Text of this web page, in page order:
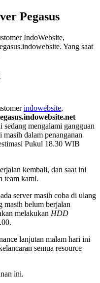
Pegasus
IndoWebsite,
Yang saat
indowebsite,
sedang mengalami gangguan
masih dalam penanganan
Pukul 18.30 WIB
kembali, dan saat ini
team kami.
server masih coba di ulang
masih belum berjalan
melakukan HDD
lanjutan malam hari ini
semua resource
ini.